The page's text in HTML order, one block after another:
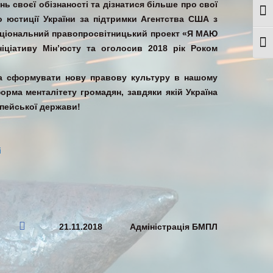
своєї обізнаності та дізнатися більше про свої
України за підтримки Агентства США з
правопросвітницький проект «Я МАЮ
Мін’юсту та оголосив 2018 рік Роком
сформувати нову правову культуру в нашому
менталітету громадян, завдяки якій Україна
держави!
21.11.2018 Адміністрація БМПЛ